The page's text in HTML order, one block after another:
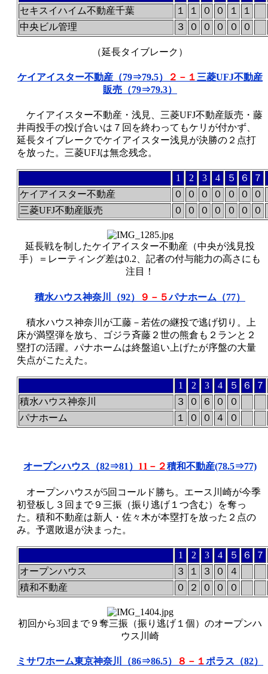
セキスイハイム不動産千葉
１ １ ０ ０ １
１
中央ビル管理
３ ０ ０ ０ ０ ０
（延長タイブレーク）
ケイアイスター不動産（79⇒79.5） ２－１ 三菱UFJ不動産
販売（79⇒79.3）
ケイアイスター不動産・浅見、三菱UFJ不動産販売・藤
井両投手の投げ合いは７回を終わってもケリが付かず、
延長タイブレークでケイアイスター浅見が決勝の２点打
を放った。三菱UFJは無念残念。
1 2 3 4 ５ ６
７
ケイアイスター不動産
０ ０ ０ ０ ０ ０ ０
三菱UFJ不動産販売
０ ０ ０ ０ ０ ０ ０
延長戦を制したケイアイスター不動産（中央が浅見投
手）＝レーティング差は0.2、記者の付与能力の高さにも
注目！
積水ハウス神奈川（92） ９－５パナホーム（77）
積水ハウス神奈川が工藤－若佐の継投で逃げ切り。上
床が満塁弾を放ち、ゴジラ斉藤２世の熊倉も２ランと２
塁打の活躍。パナホームは終盤追い上げたが序盤の大量
失点がこたえた。
1 2 3 4 ５ ６
７
積水ハウス神奈川
３ ０ ６ ０
０
パナホーム
１ ０ ０ ４ ０
オープンハウス（82⇒81） 11－２積和不動産(78.5⇒77)
オープンハウスが5回コールド勝ち。エース川崎が今季
初登板し３回まで９三振（振り逃げ１つ含む）を奪っ
た。積和不動産は新人・佐々木が本塁打を放った２点の
み。予選敗退が決まった。
1 2 3 4 ５ ６
７
オープンハウス
３ １ ３ ０
４
積和不動産
０ ２ ０ ０ ０
初回から3回まで９奪三振（振り逃げ１個）のオープンハ
ウス川崎
ミサワホーム東京神奈川（86⇒86.5） ８－１ポラス（82）